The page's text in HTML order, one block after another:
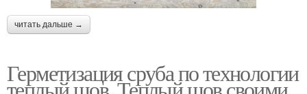
читать дальше →
Герметизация сруба по технологии